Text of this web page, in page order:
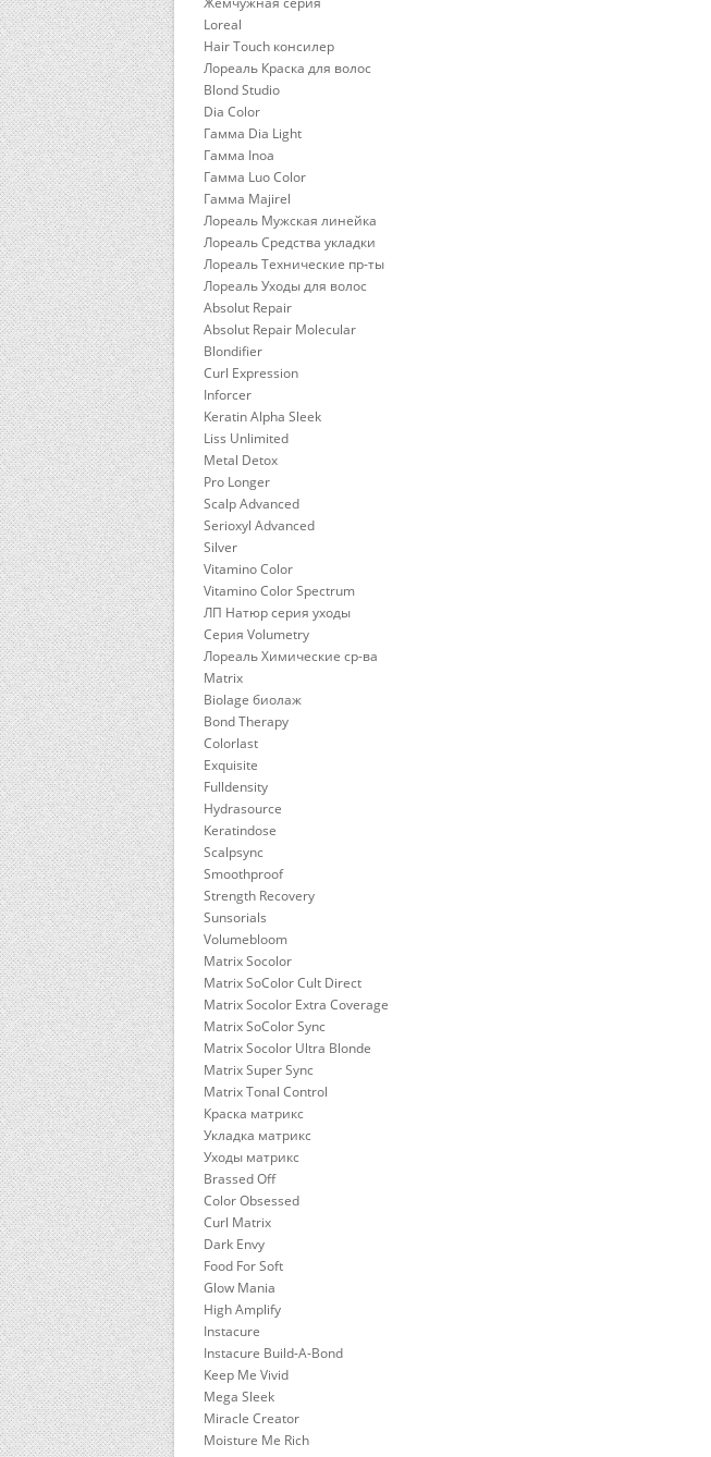
Loreal
Hair Touch консилер
Лореаль Краска для волос
Blond Studio
Dia Color
Гамма Dia Light
Гамма Inoa
Гамма Luo Color
Гамма Majirel
Лореаль Мужская линейка
Лореаль Средства укладки
Лореаль Технические пр-ты
Лореаль Уходы для волос
Absolut Repair
Absolut Repair Molecular
Blondifier
Curl Expression
Inforcer
Keratin Alpha Sleek
Liss Unlimited
Metal Detox
Pro Longer
Scalp Advanced
Serioxyl Advanced
Silver
Vitamino Color
Vitamino Color Spectrum
ЛП Натюр серия уходы
Серия Volumetry
Лореаль Химические ср-ва
Matrix
Biolage биолаж
Bond Therapy
Colorlast
Exquisite
Fulldensity
Hydrasource
Keratindose
Scalpsync
Smoothproof
Strength Recovery
Sunsorials
Volumebloom
Matrix Socolor
Matrix SoColor Cult Direct
Matrix Socolor Extra Coverage
Matrix SoColor Sync
Matrix Socolor Ultra Blonde
Matrix Super Sync
Matrix Tonal Control
Краска матрикс
Укладка матрикс
Уходы матрикс
Brassed Off
Color Obsessed
Curl Matrix
Dark Envy
Food For Soft
Glow Mania
High Amplify
Instacure
Instacure Build-A-Bond
Keep Me Vivid
Mega Sleek
Miracle Creator
Moisture Me Rich